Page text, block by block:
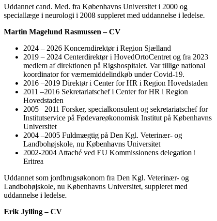
Uddannet cand. Med. fra Københavns Universitet i 2000 og
speciallæge i neurologi i 2008 suppleret med uddannelse i ledelse.
Martin Magelund Rasmussen – CV
2024 – 2026 Koncerndirektør i Region Sjælland
2019 – 2024 Centerdirektør i HovedOrtoCentret og fra 2023
medlem af direktionen på Rigshospitalet. Var tillige national
koordinator for værnemiddelindkøb under Covid-19.
2016 –2019 Direktør i Center for HR i Region Hovedstaden
2011 –2016 Sekretariatschef i Center for HR i Region
Hovedstaden
2005 –2011 Forsker, specialkonsulent og sekretariatschef for
Institutservice på Fødevareøkonomisk Institut på Københavns
Universitet
2004 –2005 Fuldmægtig på Den Kgl. Veterinær- og
Landbohøjskole, nu Københavns Universitet
2002-2004 Attaché ved EU Kommissionens delegation i
Eritrea
Uddannet som jordbrugsøkonom fra Den Kgl. Veterinær- og
Landbohøjskole, nu Københavns Universitet, suppleret med
uddannelse i ledelse.
Erik Jylling – CV